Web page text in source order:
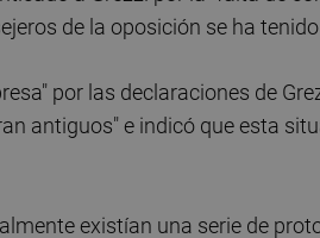
de la oposición se ha
por las declaraciones de
antiguos" e indicó que esta
existían una serie de